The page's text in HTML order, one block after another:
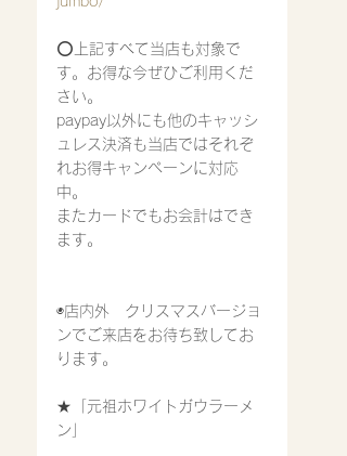
⭕️上記すべて当店も対象で
す。お得な今ぜひご利用くだ
さい。
paypay以外にも他のキャッシ
ュレス決済も当店ではそれぞ
れお得キャンペーンに対応
中。
またカードでもお会計はでき
ます。
◉店内外　クリスマスバージョ
ンでご来店をお待ち致してお
ります。
★「元祖ホワイトガウラーメ
ン」